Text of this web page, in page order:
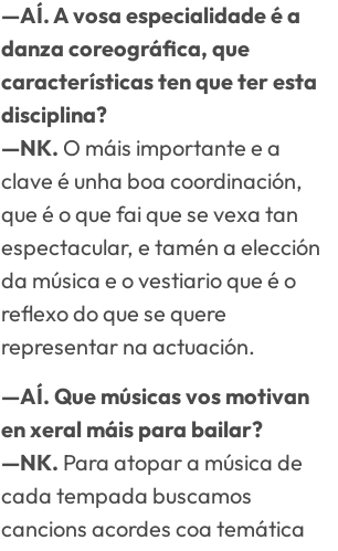
—AÍ. A vosa especialidade é a
danza coreográfica, que
características ten que ter esta
disciplina?
—NK. O máis importante e a
clave é unha boa coordinación,
que é o que fai que se vexa tan
espectacular, e tamén a elección
da música e o vestiario que é o
reflexo do que se quere
representar na actuación.
—AÍ. Que músicas vos motivan
en xeral máis para bailar?
—NK. Para atopar a música de
cada tempada buscamos
cancions acordes coa temática